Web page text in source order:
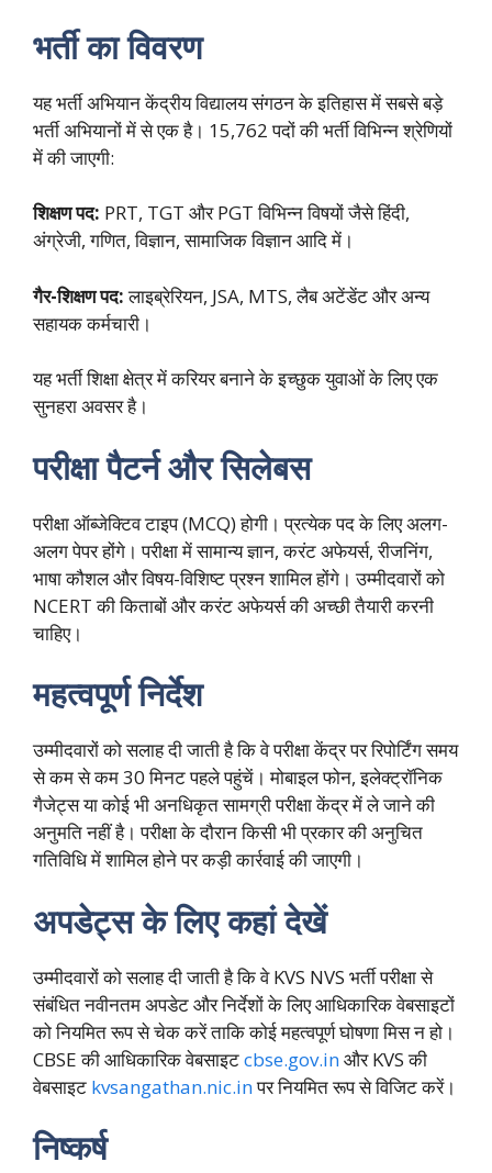
भर्ती का विवरण
यह भर्ती अभियान केंद्रीय विद्यालय संगठन के इतिहास में सबसे बड़े
भर्ती अभियानों में से एक है। 15,762 पदों की भर्ती विभिन्न श्रेणियों
में की जाएगी:
शिक्षण पद: PRT, TGT और PGT विभिन्न विषयों जैसे हिंदी,
अंग्रेजी, गणित, विज्ञान, सामाजिक विज्ञान आदि में।
गैर-शिक्षण पद:लाइब्रेरियन, JSA, MTS, लैब अटेंडेंट और अन्य
सहायक कर्मचारी।
यह भर्ती शिक्षा क्षेत्र में करियर बनाने के इच्छुक युवाओं के लिए एक
सुनहरा अवसर है।
परीक्षा पैटर्न और सिलेबस
परीक्षा ऑब्जेक्टिव टाइप (MCQ) होगी। प्रत्येक पद के लिए अलग-
अलग पेपर होंगे। परीक्षा में सामान्य ज्ञान, करंट अफेयर्स, रीजनिंग,
भाषा कौशल और विषय-विशिष्ट प्रश्न शामिल होंगे। उम्मीदवारों को
NCERT की किताबों और करंट अफेयर्स की अच्छी तैयारी करनी
चाहिए।
महत्वपूर्ण निर्देश
उम्मीदवारों को सलाह दी जाती है कि वे परीक्षा केंद्र पर रिपोर्टिंग समय
से कम से कम 30 मिनट पहले पहुंचें। मोबाइल फोन, इलेक्ट्रॉनिक
गैजेट्स या कोई भी अनधिकृत सामग्री परीक्षा केंद्र में ले जाने की
अनुमति नहीं है। परीक्षा के दौरान किसी भी प्रकार की अनुचित
गतिविधि में शामिल होने पर कड़ी कार्रवाई की जाएगी।
अपडेट्स के लिए कहां देखें
उम्मीदवारों को सलाह दी जाती है कि वे KVS NVS भर्ती परीक्षा से
संबंधित नवीनतम अपडेट और निर्देशों के लिए आधिकारिक वेबसाइटों
को नियमित रूप से चेक करें ताकि कोई महत्वपूर्ण घोषणा मिस न हो।
CBSE की आधिकारिक वेबसाइटcbse.gov.inऔर KVS की
वेबसाइट kvsangathan.nic.inपर नियमित रूप से विजिट करें।
निष्कर्ष